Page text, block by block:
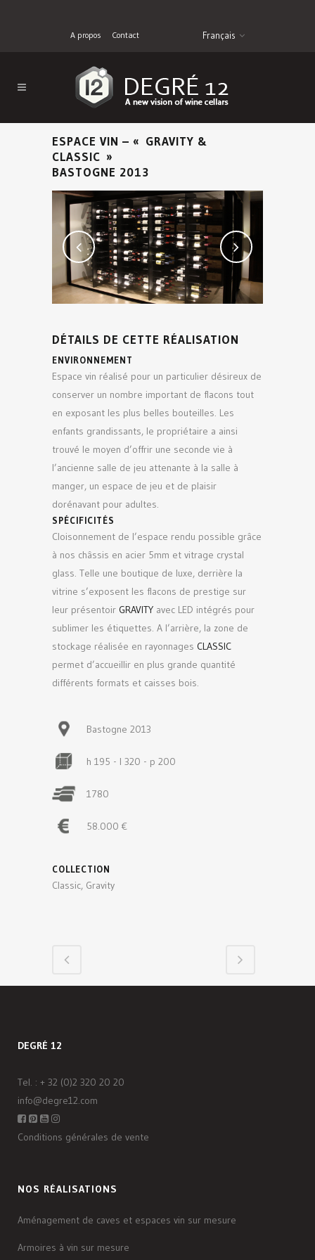
A propos Contact Français
ESPACE VIN – « GRAVITY &
CLASSIC »
BASTOGNE 2013
DÉTAILS DE CETTE RÉALISATION
ENVIRONNEMENT
Espace vin réalisé pour un particulier désireux de
conserver un nombre important de flacons tout
en exposant les plus belles bouteilles. Les
enfants grandissants, le propriétaire a ainsi
trouvé le moyen d’offrir une seconde vie à
l’ancienne salle de jeu attenante à la salle à
manger, un espace de jeu et de plaisir
dorénavant pour adultes.
SPÉCIFICITÉS
Cloisonnement de l’espace rendu possible grâce
à nos châssis en acier 5mm et vitrage crystal
glass. Telle une boutique de luxe, derrière la
vitrine s’exposent les flacons de prestige sur
leur présentoir GRAVITY avec LED intégrés pour
sublimer les étiquettes. A l’arrière, la zone de
stockage réalisée en rayonnages CLASSIC
permet d’accueillir en plus grande quantité
différents formats et caisses bois.
Bastogne 2013
h 195 - l 320 - p 200
1780
58.000 €
COLLECTION
Classic, Gravity
DEGRÉ 12
Tel. : + 32 (0)2 320 20 20
info@degre12.com
Conditions générales de vente
NOS RÉALISATIONS
Aménagement de caves et espaces vin sur mesure
Armoires à vin sur mesure